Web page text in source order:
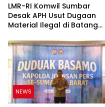
LMR-RI Komwil Sumbar
Desak APH Usut Dugaan
Material Ilegal di Batang
PT UHA Diminta Diselidiki
Tuntas
NEWS